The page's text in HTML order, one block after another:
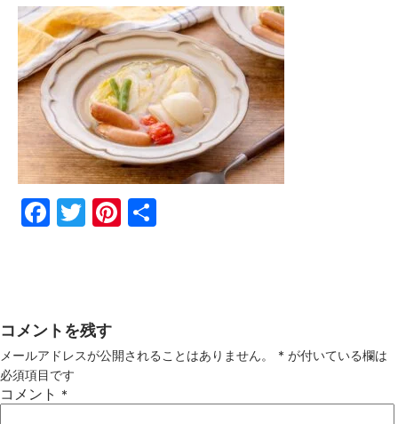
Fac
Twi
Pin
コメントを残す
メールアドレスが公開されることはありません。 * が付いている欄は
必須項目です
コメント *